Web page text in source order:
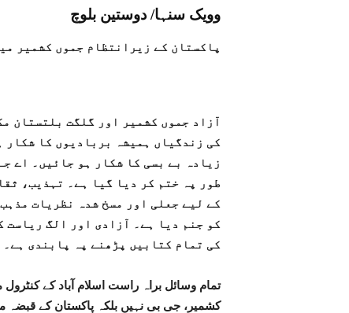
وویک سنہا/ دوستین بلوچ
پاکستان کے زیرانتظام جموں کشمیر
آزاد جموں کشمیر اور گلگت بلتستان
کی زندگیاں ہمیشہ بربادیوں کا
زیادہ بے بسی کا شکار ہو جائیں۔ اے
طور پہ ختم کر دیا گیا ہے۔ تہذیب،
کے لیے جعلی اور مسخ شدہ نظریات
کو جنم دیا ہے۔ آزادی اور الگ
کی تمام کتابیں پڑھنے پہ پابندی
تمام وسائل براہ راست اسلام آباد کے
کشمیر، جی بی نہیں بلکہ پاکستان کے قبضہ